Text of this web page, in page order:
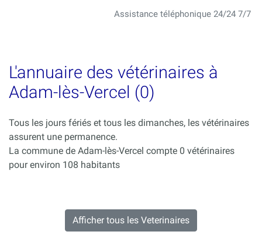
Assistance téléphonique 24/24 7/7
L'annuaire des vétérinaires à
Adam-lès-Vercel (0)
Tous les jours fériés et tous les dimanches, les vétérinaires
assurent une permanence.
La commune de Adam-lès-Vercel compte 0 vétérinaires
pour environ 108 habitants
Afficher tous les Veterinaires